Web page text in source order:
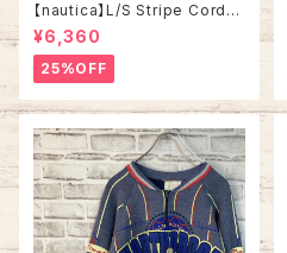
【nautica】L/S Stripe Cordur
oy Shirt L 90s ノーティカ スト
ライプ コーデュロイ シャツ ボタ
ンダウン 長袖 ワンポイントロゴ
刺繍ロゴ 旧タグ USA アメリカ
古着
¥6,360
25%OFF